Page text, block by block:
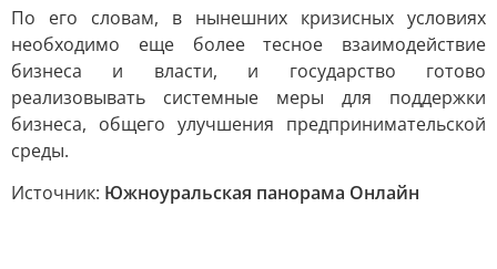
По его словам, в нынешних кризисных условиях
необходимо еще более тесное взаимодействие
бизнеса и власти, и государство готово
реализовывать системные меры для поддержки
бизнеса, общего улучшения предпринимательской
среды.
Источник: Южноуральская панорама Онлайн